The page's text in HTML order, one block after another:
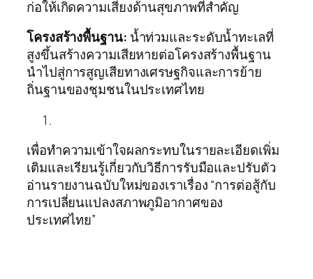
ก่อให้เกิดความเสี่ยงด้านสุขภาพที่สำคัญ
โครงสร้างพื้นฐาน: น้ำท่วมและระดับน้ำทะเลที่
สูงขึ้นสร้างความเสียหายต่อโครงสร้างพื้นฐาน
นำไปสู่การสูญเสียทางเศรษฐกิจและการย้าย
ถิ่นฐานของชุมชนในประเทศไทย
เพื่อทำความเข้าใจผลกระทบในรายละเอียดเพิ่ม
เติมและเรียนรู้เกี่ยวกับวิธีการรับมือและปรับตัว
อ่านรายงานฉบับใหม่ของเราเรื่อง “การต่อสู้กับ
การเปลี่ยนแปลงสภาพภูมิอากาศของ
ประเทศไทย”